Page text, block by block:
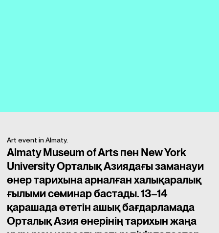
Art event in Almaty.
Almaty Museum of Arts пен New York
University Орталық Азиядағы заманауи
өнер тарихына арналған халықаралық
ғылыми семинар бастады. 13–14
қарашада өтетін ашық бағдарламада
Орталық Азия өнерінің тарихын жаңа